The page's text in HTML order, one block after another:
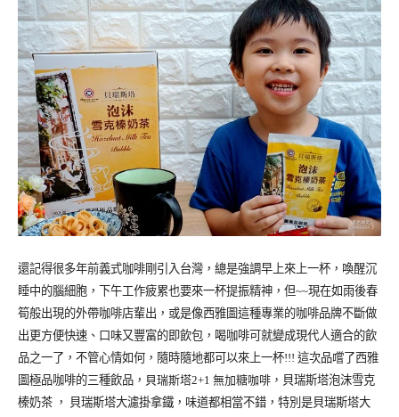
還記得很多年前義式咖啡剛引入台灣，總是強調早上來上一杯，喚醒沉
睡中的腦細胞，下午工作疲累也要來一杯提振精神，但~~現在如雨後春
筍般出現的外帶咖啡店輩出，或是像西雅圖這種專業的咖啡品牌不斷做
出更方便快速、口味又豐富的即飲包，喝咖啡可就變成現代人適合的飲
品之一了，不管心情如何，隨時隨地都可以來上一杯!!! 這次品嚐了西雅
圖極品咖啡的三種飲品， 貝瑞斯塔2+1 無加糖咖啡， 貝瑞斯塔泡沫雪克
榛奶茶 ， 貝瑞斯塔大濾掛拿鐵，味道都相當不錯，特別是貝瑞斯塔大